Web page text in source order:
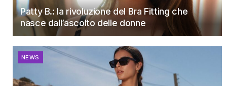
Patty B.: la rivoluzione del Bra Fitting che
nasce dall’ascolto delle donne
NEWS